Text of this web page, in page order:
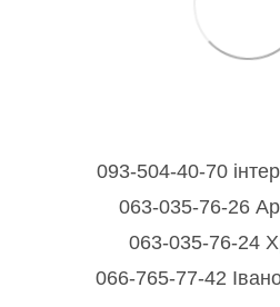
093-504-40-70
063-035-76-26
063-035-76-24
066-765-77-42